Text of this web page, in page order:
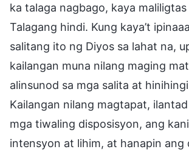
ka talaga nagbago, kaya maliligtas
Talagang hindi. Kung kaya’t
salitang ito ng Diyos sa lahat na,
kailangan muna nilang maging
alinsunod sa mga salita at
Kailangan nilang magtapat,
mga tiwaling disposisyon, ang
intensyon at lihim, at hanapin ang